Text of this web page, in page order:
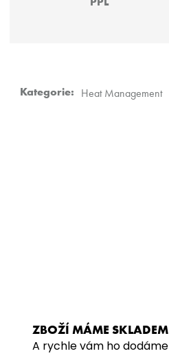
Kategorie: Heat Management
ZBOŽÍ MÁME SKLADEM
A rychle vám ho dodáme